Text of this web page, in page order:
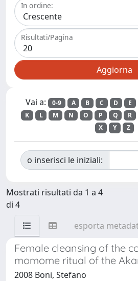
In ordine:
Risultati/Pagina
Vai a: 0-9 A B C D E
K
L M N O P Q R
X
Y Z
o inserisci le iniziali:
Mostrati risultati da 1 a 4
di 4
esporta
Female cleansing of the
momome ritual of the
2008 Boni, Stefano